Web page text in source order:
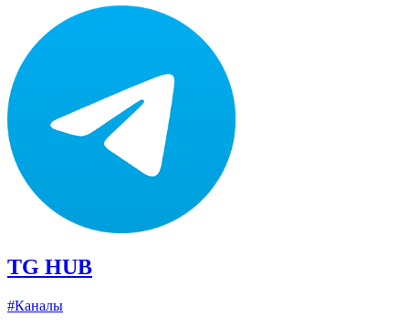
TG HUB
#Каналы